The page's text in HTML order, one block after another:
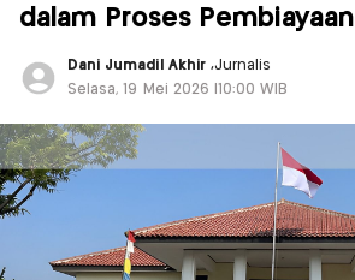
dalam Proses Pembiayaan
Dani Jumadil Akhir ,Jurnalis
Selasa, 19 Mei 2026 |10:00 WIB